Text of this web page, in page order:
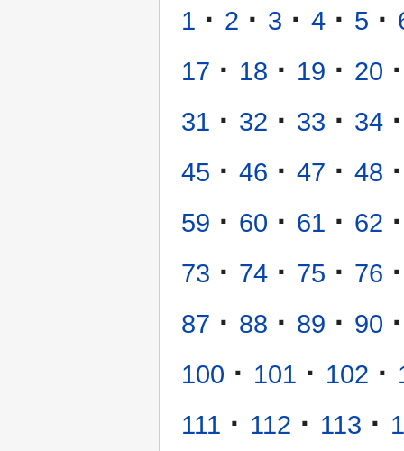
1 · 2 · 3 · 4 · 5 ·
17 · 18 · 19 · 20 ·
31 · 32 · 33 · 34 ·
45 · 46 · 47 · 48 ·
59 · 60 · 61 · 62 ·
73 · 74 · 75 · 76 ·
87 · 88 · 89 · 90 ·
100 · 101 · 102 ·
111 · 112 · 113 ·